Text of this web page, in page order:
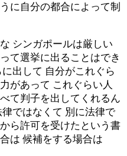
に自分の都合によって制
シンガポールは厳しい
て選挙に出ることはでき
出して 自分がこれぐら
があって これぐらい人
て判子を出してくれるん
ではなくて 別に法律で
ら許可を受けたという書
は 候補をする場合は